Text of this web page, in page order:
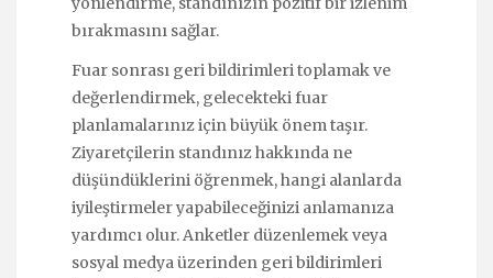
bırakmasını sağlar.
Fuar sonrası geri bildirimleri toplamak ve
değerlendirmek, gelecekteki fuar
planlamalarınız için büyük önem taşır.
Ziyaretçilerin standınız hakkında ne
düşündüklerini öğrenmek, hangi alanlarda
iyileştirmeler yapabileceğinizi anlamanıza
yardımcı olur. Anketler düzenlemek veya
sosyal medya üzerinden geri bildirimleri